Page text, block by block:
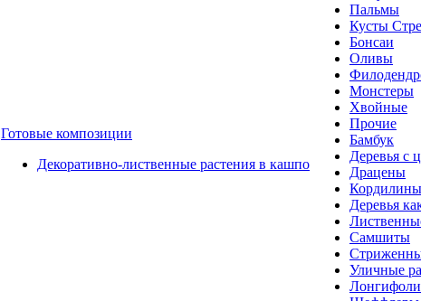
Готовые композиции
Декоративно-лиственные растения в кашпо
Пальмы
Кусты
Бонсаи
Оливы
Монстеры
Хвойные
Прочие
Бамбук
Деревья с
Драцены
Кордилины
Деревья
Самшиты
Уличные